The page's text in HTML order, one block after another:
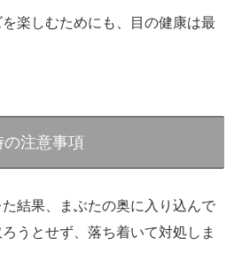
楽しむためにも、目の健康は最
の注意事項
結果、まぶたの奥に入り込んで
うとせず、落ち着いて対処しま